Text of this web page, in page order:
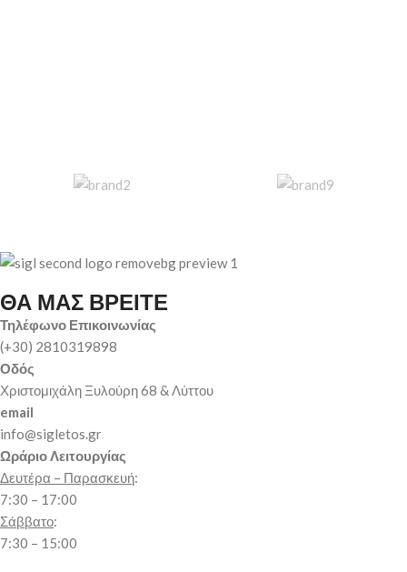
ΘΑ ΜΑΣ ΒΡΕΙΤΕ
Τηλέφωνο Επικοινωνίας
(+30) 2810319898
Οδός
Χριστομιχάλη Ξυλούρη 68 & Λύττου
email
info@sigletos.gr
Ωράριο Λειτουργίας
Δευτέρα – Παρασκευή:
7:30 – 17:00
Σάββατο:
7:30 – 15:00